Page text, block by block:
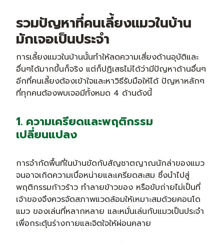
รวมปัญหาที่คนเลี้ยงแมวในบ้าน
มักเจอเป็นประจำ
การเลี้ยงแมวในบ้านนั้นทำให้ลดความเสี่ยงด้านอุบัติและ
อื่นๆได้มากขึ้นก็จริง แต่ก็ปฏิเสธไม่ได้ว่ามีปัญหาด้านอื่นๆ
อีกที่คนเลี้ยงต้องเข้าใจและหาวิธีรับมือให้ได้ ปัญหาหลักๆ
ที่ทุกคนต้องพบเจอมีทั้งหมด 4 ด้านดังนี้
1. ความเครียดและพฤติกรรม
เปลี่ยนแปลง
การจำกัดพื้นที่ในบ้านขัดกับสัญชาตญาณนักล่าของแมว
จนอาจเกิดความเบื่อหน่ายและเครียดสะสม ซึ่งนำไปสู่
พฤติกรรมก้าวร้าว ทำลายข้าวของ หรือขับถ่ายไม่เป็นที่
เจ้าของจึงควรจัดสภาพแวดล้อมให้เหมาะสมด้วยคอนโด
แมว ของเล่นที่หลากหลาย และหมั่นเล่นกับแมวเป็นประจำ
เพื่อกระตุ้นร่างกายและจิตใจให้ผ่อนคลาย